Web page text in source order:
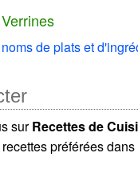
Verrines
de plats et
surRecettes de
préférées